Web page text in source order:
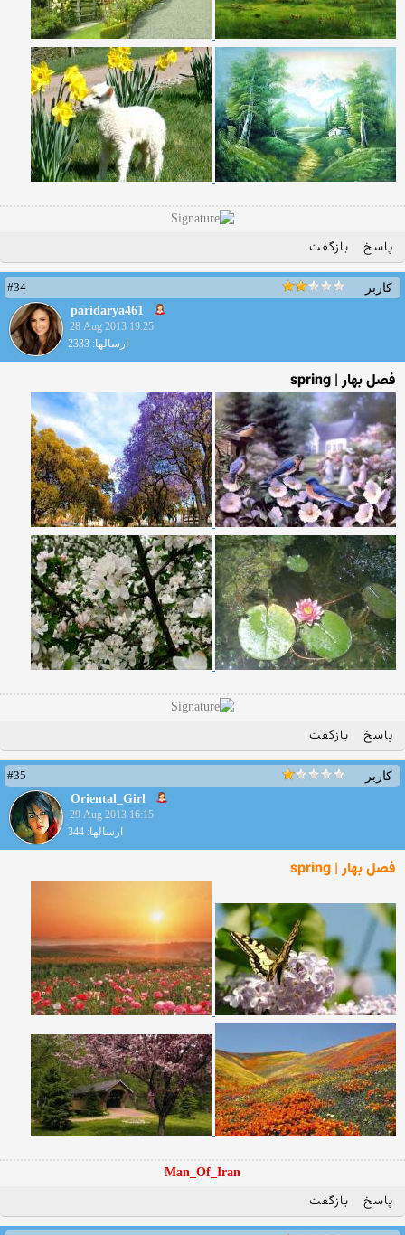
پاسخ بازگفت
کاربر
#34
paridarya461
28 Aug 2013 19:25
ارسالها: 2333
فصل بهار | spring
پاسخ بازگفت
کاربر
#35
Oriental_Girl
29 Aug 2013 16:15
ارسالها: 344
فصل بهار | spring
Man_Of_Iran
پاسخ بازگفت